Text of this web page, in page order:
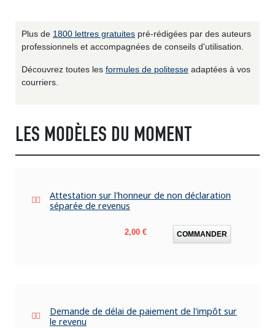
Plus de 1800 lettres gratuites pré-rédigées par des auteurs
professionnels et accompagnées de conseils d'utilisation.
Découvrez toutes les formules de politesse adaptées à vos
courriers.
LES MODÈLES DU MOMENT
Attestation sur l'honneur de non déclaration
séparée de revenus
Prix
2,00 € COMMANDER
Demande de délai de paiement de l'impôt sur
le revenu